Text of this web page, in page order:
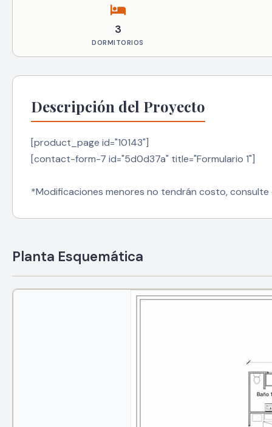
3
DORMITORIOS
Descripción del Proyecto
[product_page id="10143"]
[contact-form-7 id="5d0d37a" title="Formulario 1"]
*Modificaciones menores no tendrán costo,
Planta Esquemática